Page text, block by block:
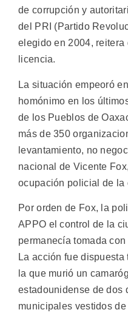
de corrupción y
del PRI (Partido
elegido en 2004,
licencia.
La situación empeoró
homónimo en los
de los Pueblos de
más de 350
levantamiento, no
nacional de Vicente
ocupación policial de la
Por orden de Fox, la
APPO el control de la
permanecía tomada
La acción fue
la que murió un
estadounidense de dos
municipales vestidos